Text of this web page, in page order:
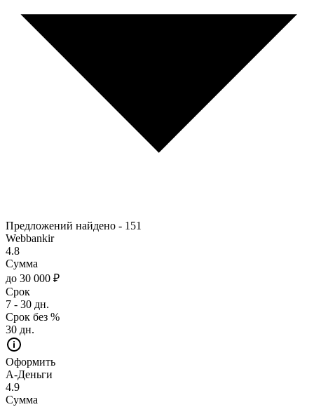
Предложений найдено - 151
Webbankir
4.8
Сумма
до 30 000 ₽
Срок
7 - 30 дн.
Срок без %
30 дн.
Оформить
А-Деньги
4.9
Сумма